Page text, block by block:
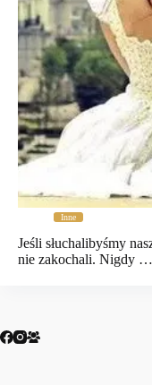
Inne
Jeśli słuchalibyśmy
nie zakochali. Nigdy …